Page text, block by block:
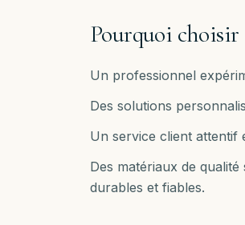
Pourquoi choisir
Un professionnel
Des solutions
Un service client attentif
Des matériaux de
durables et fiables.